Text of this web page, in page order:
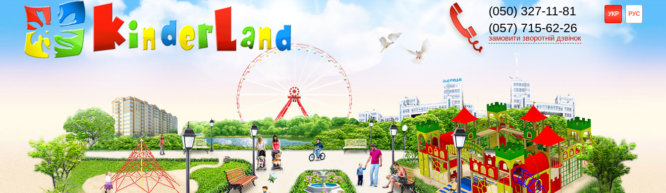
РУС
УКР
(050) 327-11-81
(057) 715-62-26
замовити зворотній дзвінок